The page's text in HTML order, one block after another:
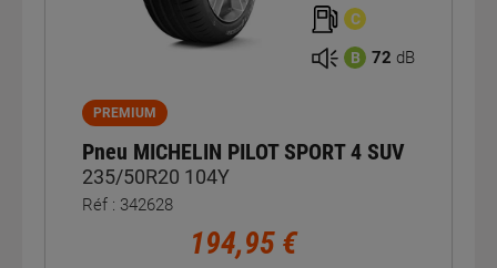
C
B 72 dB
PREMIUM
Pneu MICHELIN PILOT SPORT 4 SUV
235/50R20 104Y
Réf : 342628
194,95 €